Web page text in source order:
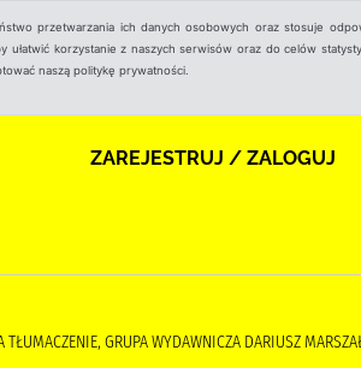
przetwarzania ich danych osobowych oraz stosuje
korzystanie z naszych serwisów oraz do celów
naszą politykę prywatności.
ZAREJESTRUJ / ZALOGUJ
GRUPA WYDAWNICZA DARIUSZ